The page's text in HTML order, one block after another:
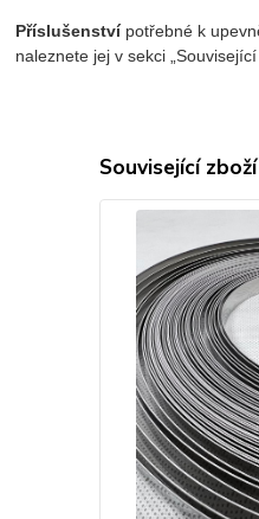
Příslušenstvípotřebné k
naleznete jej v sekci „Související
Související zboží